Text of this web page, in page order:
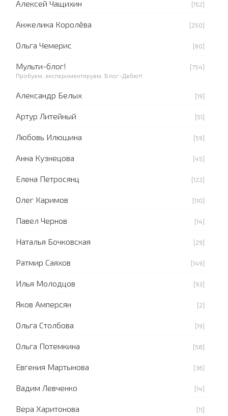
Алексей Чащихин [152]
Анжелика Королёва [250]
Ольга Чемерис [60]
Мульти-блог!
[754]
Пробуем, экспериментируем. Блог-Дебют!
Александр Белых [19]
Артур Литейный [51]
Любовь Илюшина [59]
Анна Кузнецова [45]
Елена Петросянц [122]
Олег Каримов [110]
Павел Чернов [14]
Наталья Бочковская [29]
Ратмир Саяхов [149]
Илья Молодцов [93]
Яков Амперсян [2]
Ольга Столбова [19]
Ольга Потемкина [58]
Евгения Мартынова [36]
Вадим Левченко [14]
Вера Харитонова [11]